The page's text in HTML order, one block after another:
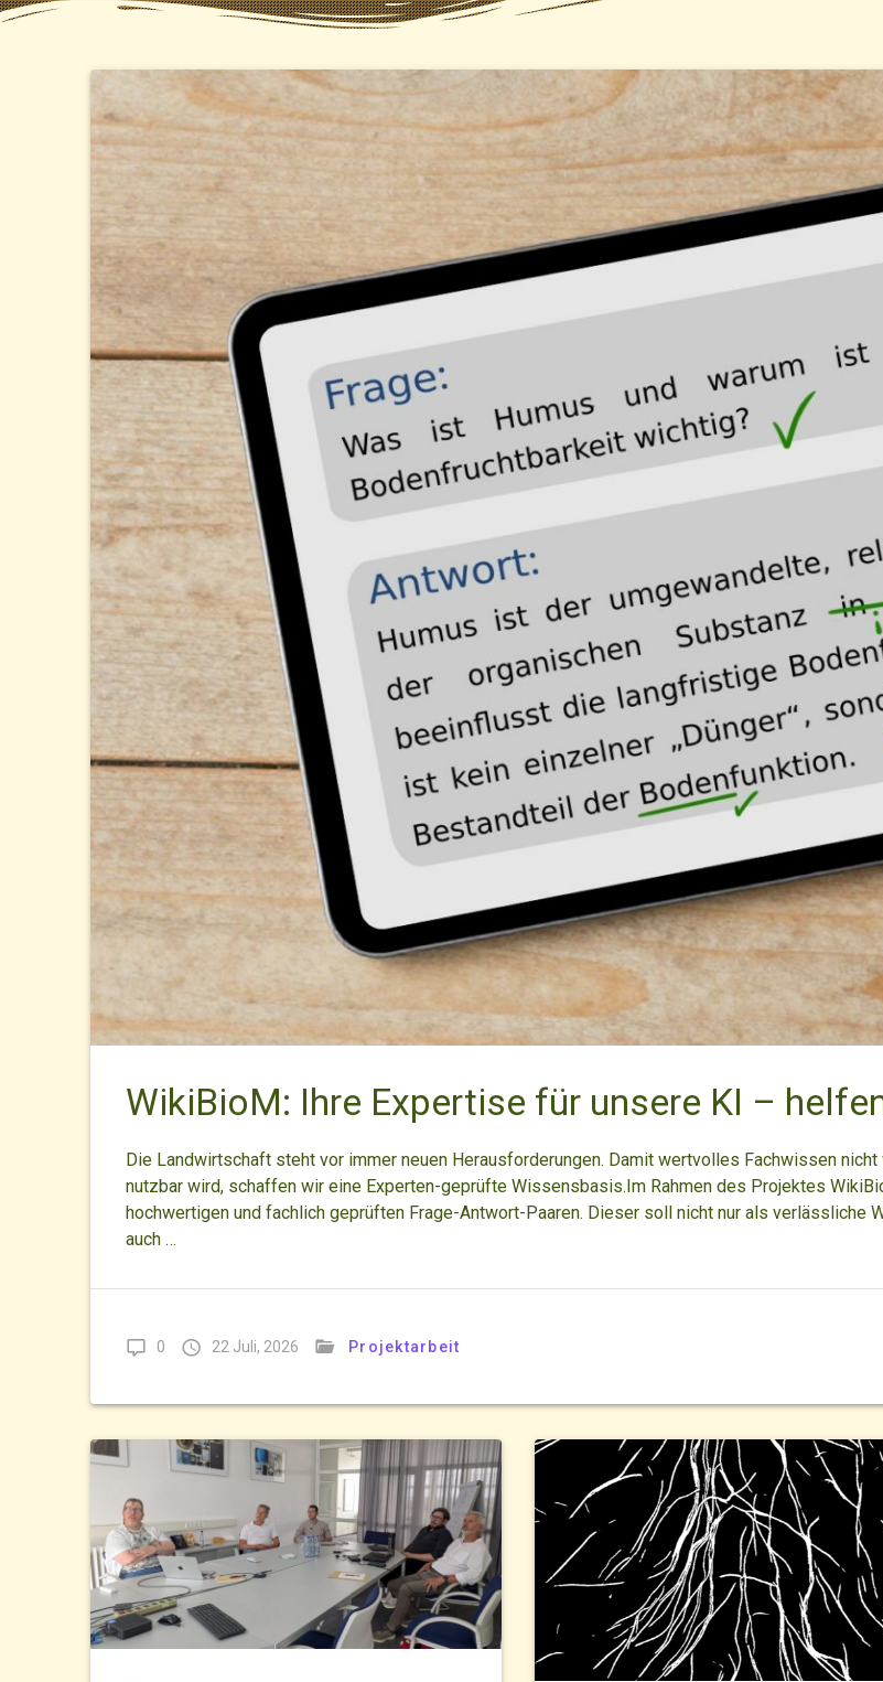
WikiBioM: Ihre Expertise für unsere KI –
Die Landwirtschaft steht vor immer neuen Herausforderungen. Damit wertvolles Fachwissen
nutzbar wird, schaffen wir eine Experten-geprüfte Wissensbasis.Im Rahmen des Projektes
hochwertigen und fachlich geprüften Frage-Antwort-Paaren. Dieser soll nicht nur als
auch …
0 22 Juli, 2026 Projektarbeit